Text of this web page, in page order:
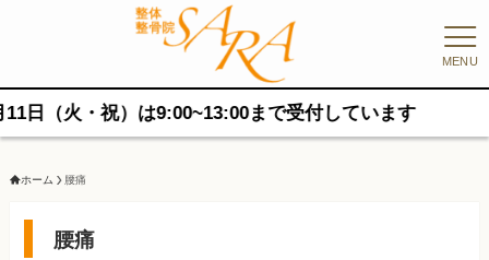
MENU
火・祝）は9:00~13:00まで受付しています
ホーム 腰痛
腰痛